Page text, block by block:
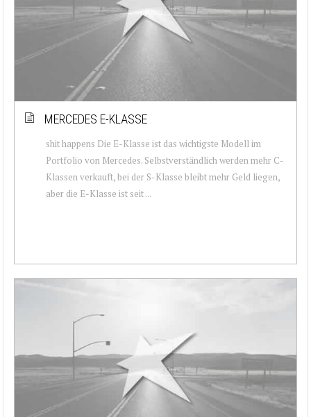
MERCEDES E-KLASSE
shit happens Die E-Klasse ist das wichtigste Modell im
Portfolio von Mercedes. Selbstverständlich werden mehr C-
Klassen verkauft, bei der S-Klasse bleibt mehr Geld liegen,
aber die E-Klasse ist seit ...